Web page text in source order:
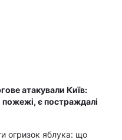
атакували Київ:
є постраждалі
огризок яблука: що